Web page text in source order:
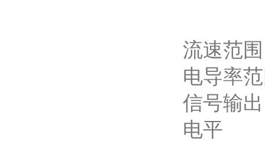
流速范
电导率
信号输
电平